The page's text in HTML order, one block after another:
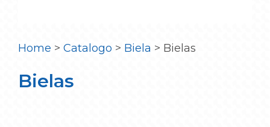
Home > Catalogo > Biela > Bielas
Bielas